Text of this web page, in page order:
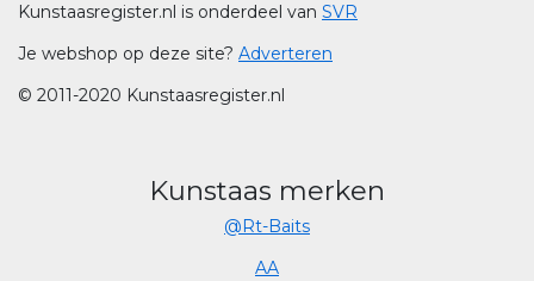
Kunstaasregister.nl is onderdeel van SVR
Je webshop op deze site? Adverteren
© 2011-2020 Kunstaasregister.nl
Kunstaas merken
@Rt-Baits
AA